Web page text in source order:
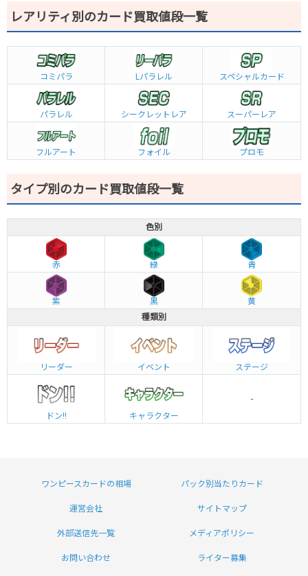
レアリティ別のカード買取値段一覧
コミパラ L パラレル スペシャルカード
パラレル シークレットレア スーパーレア
フルアート フォイル プロモ
タイプ別のカード買取値段一覧
色別
赤 緑 青
紫 黒
黄
種類別
リーダー イベント ステージ
ドン!! キャラクター
-
ワンピースカードの相場 パック別当たりカード
運営会社 サイトマップ
外部送信先一覧 メディアポリシー
お問い合わせ ライター募集